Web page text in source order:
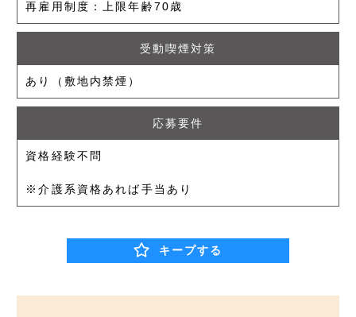
再雇用制度：上限年齢70歳
受動喫煙対策
あり（敷地内禁煙）
応募要件
資格経験不問
※介護系資格あれば手当あり
キープする